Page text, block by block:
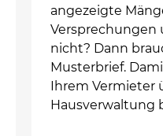
angezeigte
Versprechungen
nicht? Dann
Musterbrief.
Ihrem Vermieter
Hausverwaltung